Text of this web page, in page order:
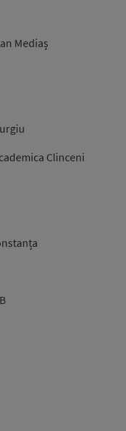
Mediaș
Clinceni